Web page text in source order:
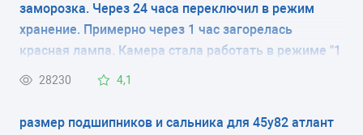
ручное
РАЗМОРАЖИВАНИЕ ХОЛОДИЛЬНОЙ КАМЕРЫ
капельная система
ЭНЕРГОПОТРЕБЛЕНИЕ
заморозка. Через 24 часа переключил в режим
хранение. Примерно через 1 час загорелась
красная лампа. Камера стала работать в режиме "1
минуту работает, 5 минут нет" и так постоянно, при
28230 4,1
размер подшипников и сальника для 45у82 атлант